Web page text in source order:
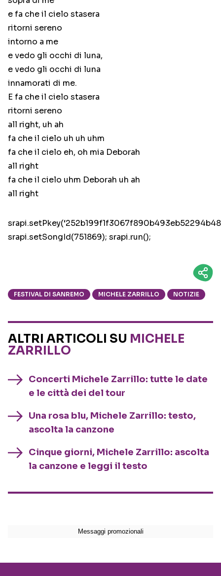
e fa che il cielo stasera
ritorni sereno
intorno a me
e vedo gli occhi di luna,
e vedo gli occhi di luna
innamorati di me.
E fa che il cielo stasera
ritorni sereno
all right, uh ah
fa che il cielo uh uh uhm
fa che il cielo eh, oh mia Deborah
all right
fa che il cielo uhm Deborah uh ah
all right
srapi.setSongId(751869); srapi.run();
FESTIVAL DI SANREMO MICHELE ZARRILLO NOTIZIE
ALTRI ARTICOLI SU MICHELE
ZARRILLO
Concerti Michele Zarrillo: tutte le date
e le città dei del tour
Una rosa blu, Michele Zarrillo: testo,
ascolta la canzone
Cinque giorni, Michele Zarrillo: ascolta
la canzone e leggi il testo